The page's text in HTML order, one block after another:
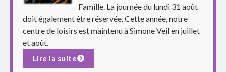
Famille. La journée du lundi 31 août
doit également être réservée. Cette année, notre
centre de loisirs est maintenu à Simone Veil en juillet
et août.
Lire la suite